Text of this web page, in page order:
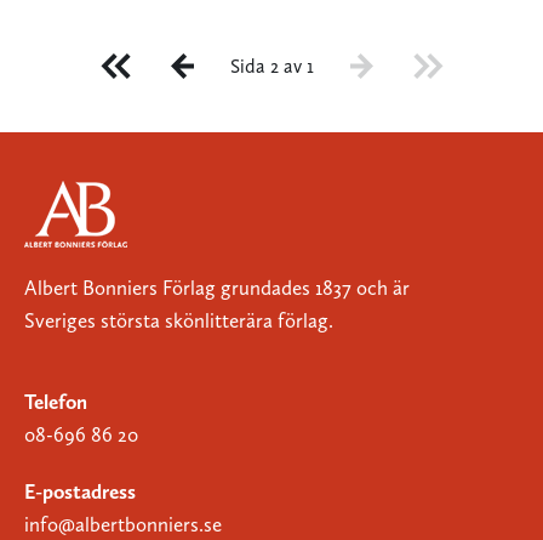
Sida 2 av 1
Albert Bonniers Förlag grundades 1837 och är
Sveriges största skönlitterära förlag.
Telefon
08-696 86 20
E-postadress
info@albertbonniers.se